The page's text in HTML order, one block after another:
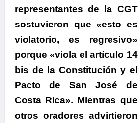
representantes de la CGT
sostuvieron que«esto es
violatorio, es regresivo»
porque «viola el artículo 14
bis de la Constitución y el
Pacto de San José de
Costa Rica». Mientras que
otros oradores advirtieron